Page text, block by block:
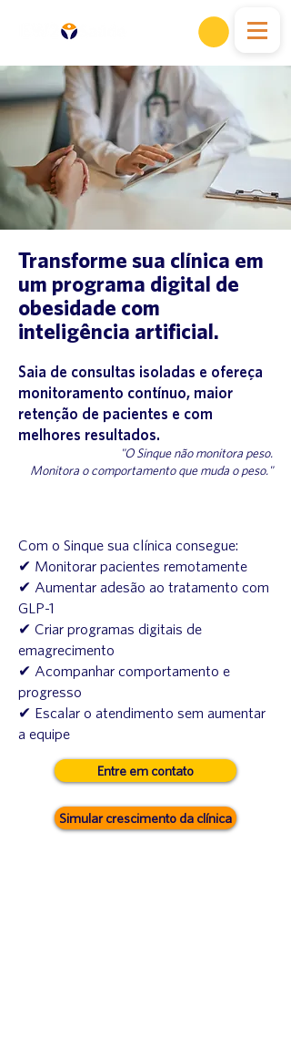
Transforme sua clínica em
um programa digital de
obesidade com
inteligência artificial.
Saia de consultas isoladas e ofereça
monitoramento contínuo, maior
retenção de pacientes e com
melhores resultados.
"O Sinque não monitora peso.
Monitora o comportamento que muda o peso."
Com o Sinque sua clínica consegue:
✔ Monitorar pacientes remotamente
✔ Aumentar adesão ao tratamento com
GLP-1
✔ Criar programas digitais de
emagrecimento
✔ Acompanhar comportamento e
progresso
✔ Escalar o atendimento sem aumentar
a equipe
Entre em contato
Simular crescimento da clínica